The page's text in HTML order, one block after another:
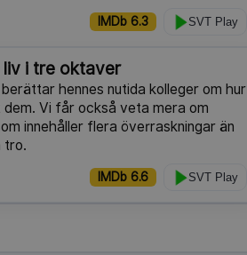
IMDb 6.3 SVT Play
liv i tre oktaver
hennes nutida kolleger om hur
Vi får också veta mera om
innehåller flera överraskningar än
tro.
IMDb 6.6 SVT Play